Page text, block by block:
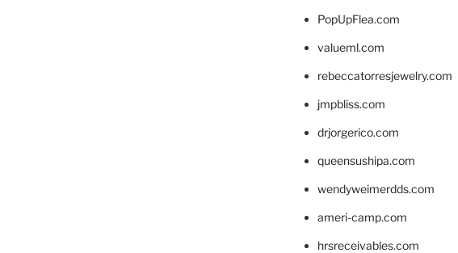
PopUpFlea.com
valueml.com
rebeccatorresjewelry.com
jmpbliss.com
drjorgerico.com
queensushipa.com
wendyweimerdds.com
ameri-camp.com
hrsreceivables.com